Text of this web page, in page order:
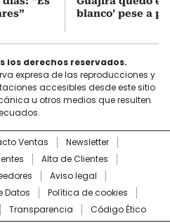
blanco’ pese a
los derechos reservados.
expresa de las reproducciones y
accesibles desde este sitio
u otros medios que resulten
Ventas
Newsletter
Alta de Clientes
Aviso legal
Datos
Política de cookies
Transparencia Código Ético